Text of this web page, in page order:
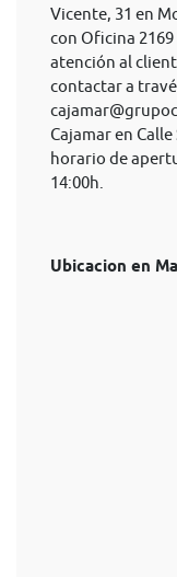
Vicente, 31 en
con Oficina
atención al
contactar a
Cajamar en
horario de
14:00h.
Ubicacion en